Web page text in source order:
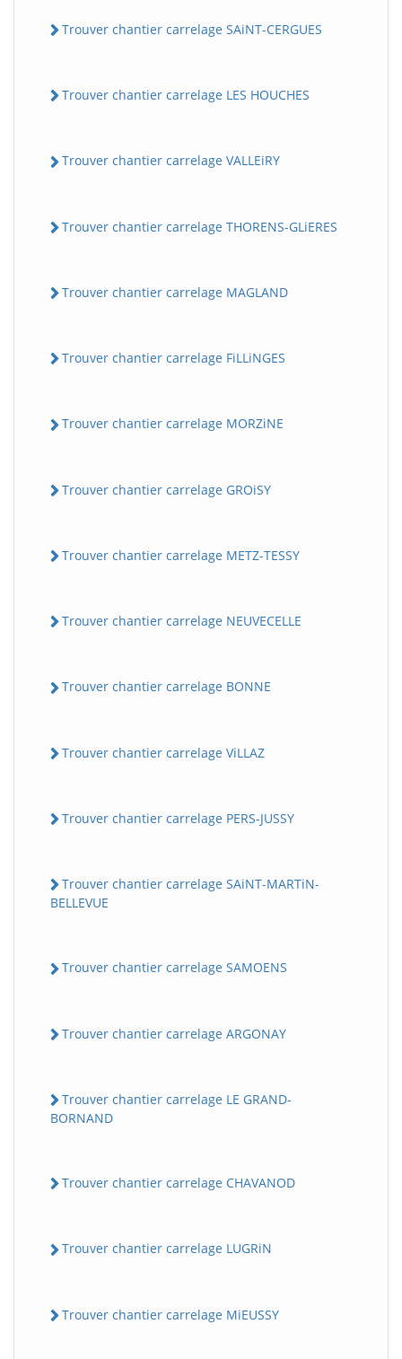
Trouver chantier carrelage SAiNT-CERGUES
Trouver chantier carrelage LES HOUCHES
Trouver chantier carrelage VALLEiRY
Trouver chantier carrelage THORENS-GLiERES
Trouver chantier carrelage MAGLAND
Trouver chantier carrelage FiLLiNGES
Trouver chantier carrelage MORZiNE
Trouver chantier carrelage GROiSY
Trouver chantier carrelage METZ-TESSY
Trouver chantier carrelage NEUVECELLE
Trouver chantier carrelage BONNE
Trouver chantier carrelage ViLLAZ
Trouver chantier carrelage PERS-JUSSY
Trouver chantier carrelage SAiNT-MARTiN-
BELLEVUE
Trouver chantier carrelage SAMOENS
Trouver chantier carrelage ARGONAY
Trouver chantier carrelage LE GRAND-
BORNAND
Trouver chantier carrelage CHAVANOD
Trouver chantier carrelage LUGRiN
Trouver chantier carrelage MiEUSSY